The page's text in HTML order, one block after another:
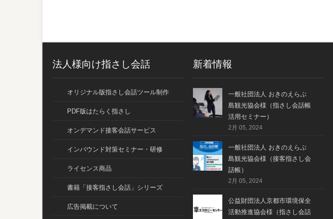
法人様向け指さし会話
オリジナル版指さし会話ツール制作
PDF版はたらく指さし
オンデマンド接客会話サービス
インバウンド対策セミナー・研修
ライセンス商品
書籍「接客指さし会話」シリーズ
広告掲載について
新着情報
一般社団法人 おきのえらぶ
島観光協会様（指さし会話帳
活用セミナー）
2月 05, 2024
一般社団法人 おきのえらぶ
島観光協会様（接客指さし会
話帳）
2月 05, 2024
公益財団法人京都市環境保全
活動推進協会様（指さし会話